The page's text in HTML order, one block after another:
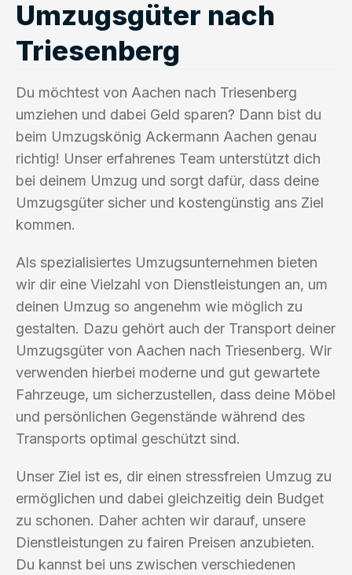
Umzugsgüter nach
Triesenberg
Du möchtest von Aachen nach Triesenberg
umziehen und dabei Geld sparen? Dann bist du
beim Umzugskönig Ackermann Aachen genau
richtig! Unser erfahrenes Team unterstützt dich
bei deinem Umzug und sorgt dafür, dass deine
Umzugsgüter sicher und kostengünstig ans Ziel
kommen.
Als spezialisiertes Umzugsunternehmen bieten
wir dir eine Vielzahl von Dienstleistungen an, um
deinen Umzug so angenehm wie möglich zu
gestalten. Dazu gehört auch der Transport deiner
Umzugsgüter von Aachen nach Triesenberg. Wir
verwenden hierbei moderne und gut gewartete
Fahrzeuge, um sicherzustellen, dass deine Möbel
und persönlichen Gegenstände während des
Transports optimal geschützt sind.
Unser Ziel ist es, dir einen stressfreien Umzug zu
ermöglichen und dabei gleichzeitig dein Budget
zu schonen. Daher achten wir darauf, unsere
Dienstleistungen zu fairen Preisen anzubieten.
Du kannst bei uns zwischen verschiedenen